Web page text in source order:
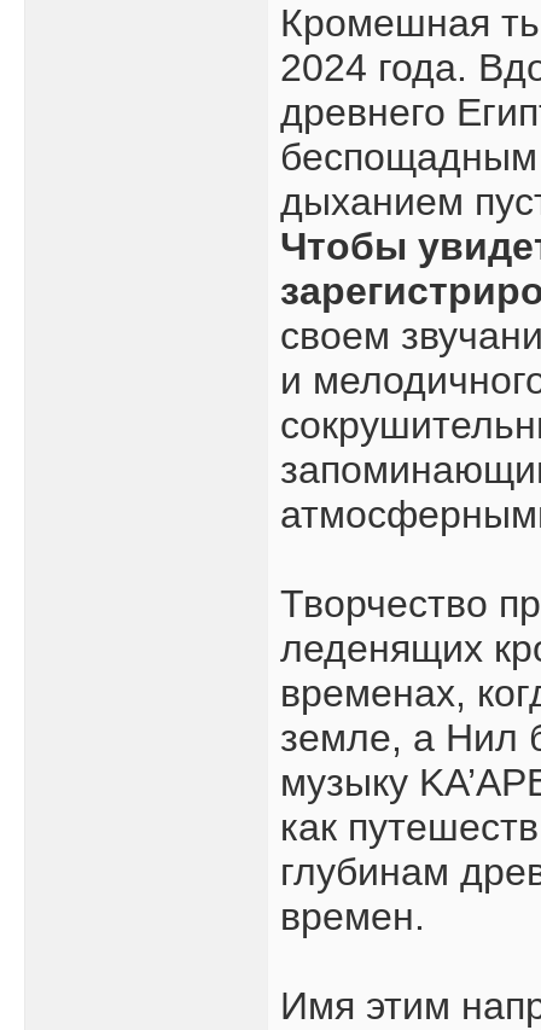
Кромешная
2024 года.
древнего
беспощадным
дыханием
Чтобы
своем
и
Творчество
леденящих
временах,
земле, а Нил
музыку
как
глубинам
времен.
Имя этим